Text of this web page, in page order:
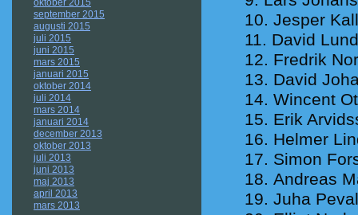
oktober 2015
september 2015
augusti 2015
juli 2015
juni 2015
mars 2015
januari 2015
oktober 2014
juli 2014
mars 2014
januari 2014
december 2013
oktober 2013
juli 2013
juni 2013
maj 2013
april 2013
mars 2013
Jesper
David
Fredrik
David
Wincent
Erik
Helmer
Simon
Andreas
Juha